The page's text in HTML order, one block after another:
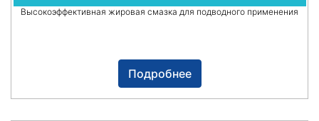
Высокоэффективная жировая смазка для подводного применения
Подробнее